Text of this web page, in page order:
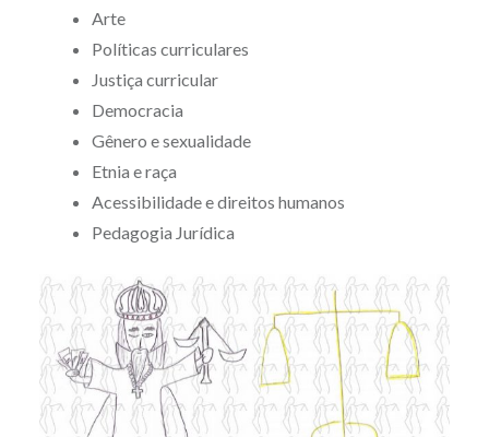
Arte
Políticas curriculares
Justiça curricular
Democracia
Gênero e sexualidade
Etnia e raça
Acessibilidade e direitos humanos
Pedagogia Jurídica